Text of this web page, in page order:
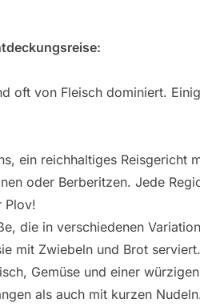
oft von Fleisch dominiert.
ein reichhaltiges Reisgericht
oder Berberitzen. Jede
Plov!
die in verschiedenen
mit Zwiebeln und Brot serviert.
Gemüse und einer
als auch mit kurzen